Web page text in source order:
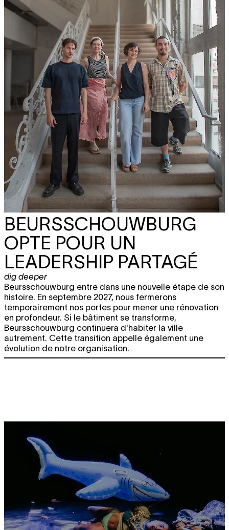
BEURSSCHOUWBURG
OPTE POUR UN
LEADERSHIP PARTAGÉ
dig deeper
Beursschouwburg entre dans une nouvelle étape de son
histoire. En septembre 2027, nous fermerons
temporairement nos portes pour mener une rénovation
en profondeur. Si le bâtiment se transforme,
Beursschouwburg continuera d'habiter la ville
autrement. Cette transition appelle également une
évolution de notre organisation.